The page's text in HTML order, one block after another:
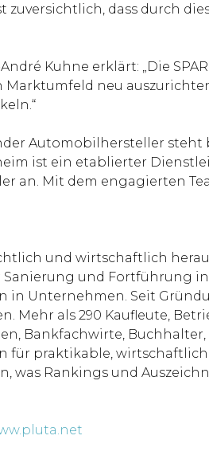
zuversichtlich, dass durch
Kuhne erklärt: „Die
neu
Automobilhersteller steht
ist ein etablierter
an. Mit dem engagierten
und wirtschaftlich
und Fortführung
Unternehmen. Seit
Mehr als 290 Kaufleute,
Bankfachwirte,
für praktikable,
was Rankings und